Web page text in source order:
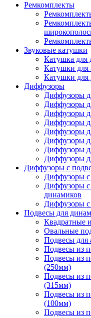
Ремкомплекты
Звуковые катушки
Катушка для
Катушки для
Катушки для
Диффузоры
Диффузоры
Диффузоры
Диффузоры
Диффузоры
Диффузоры
Диффузоры
Диффузоры
Диффузоры
Диффузоры с
Диффузоры с
Диффузоры с
динамиков
Диффузоры с
Подвесы для
Квадратные
Овальные
Подвесы для
Подвесы из
Подвесы из
(250мм)
Подвесы из
(315мм)
Подвесы из
(100мм)
Подвесы из